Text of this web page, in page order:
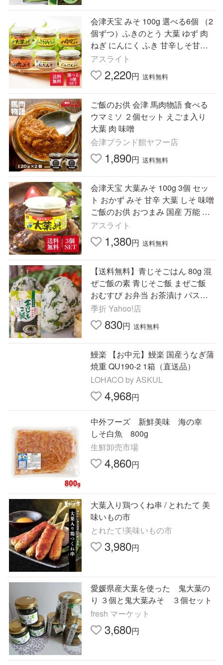
会津天宝 みそ 100g 選べる6個 （2
個ずつ）ふきのとう 大葉 ゆず 肉
ねぎ にんにく ふき 甘辛しそ甘口
柚子 ピリ辛 辛肉 味噌 料理 ご飯の
お供 おつまみ おかず
アスライト
2,220円 送料無料
ご飯のお供 会津 馬肉物語 食べる
ウマミソ ２個セット えごま入り
大葉 肉 味噌
会津ブランド館ヤフー店
1,890円 送料無料
会津天宝 大葉みそ 100g 3個 セッ
ト おかず みそ 甘辛 大葉 しそ 味噌
ご飯のお供 おつまみ 国産 万能 調
味料朝ご飯 和風 おかず 福島 会津
珍味 東北 長期保存
アスライト
1,380円 送料無料
【送料無料】青じそごはん 80g 混
ぜご飯の素 青じそご飯 まぜご飯
おむすび お弁当 お茶漬け パスタ
ふりかけ 青じそ 大葉 ご飯のお供
季折
季折 Yahoo!店
830円 送料無料
鰻楽 【お中元】鰻楽 国産うなぎ蒲
焼重 QU190-2 1箱（直送品）
LOHACO by ASKUL
4,968円
中外フーズ 新鮮美味 海の幸
しそ白魚 800g
生鮮卸売市場
4,860円
大葉入り鶏つくね串 / とれたて 美
味いもの市
とれたて!美味いもの市
3,980円
愛媛県産大葉を使った 鬼大葉の
り ３個と鬼大葉みそ ３個セット
fresh マーケット
3,680円